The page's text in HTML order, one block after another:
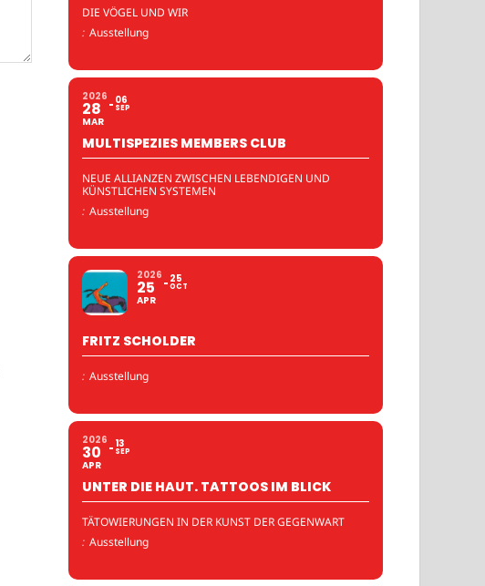
DIE VÖGEL UND WIR
: Ausstellung
2026
28
MAR
06
SEP
MULTISPEZIES MEMBERS CLUB
NEUE ALLIANZEN ZWISCHEN LEBENDIGEN UND
KÜNSTLICHEN SYSTEMEN
: Ausstellung
2026
25
APR
25
OCT
FRITZ SCHOLDER
: Ausstellung
2026
30
APR
13
SEP
UNTER DIE HAUT. TATTOOS IM BLICK
TÄTOWIERUNGEN IN DER KUNST DER GEGENWART
: Ausstellung